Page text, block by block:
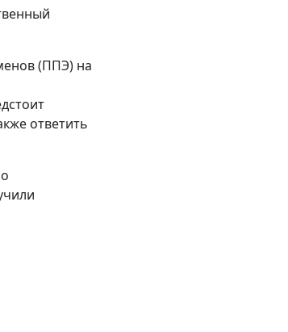
(ППЭ) на
ответить